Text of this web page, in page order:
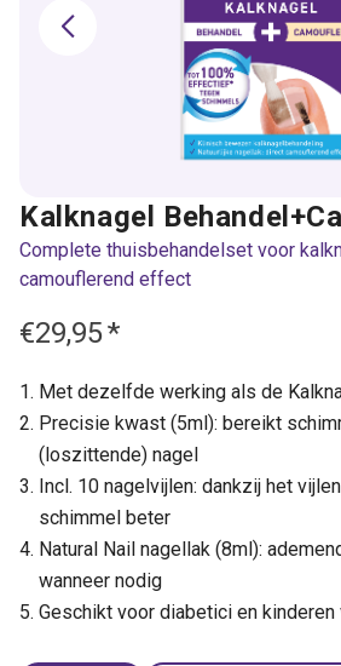
Kalknagel
Complete thuisbehandelset voor
camouflerend effect
€29,95*
Met dezelfde werking als de
Precisie kwast (5ml): bereikt
(loszittende) nagel
Incl. 10 nagelvijlen: dankzij het
schimmel beter
Natural Nail nagellak (8ml):
wanneer nodig
Geschikt voor diabetici en kinderen